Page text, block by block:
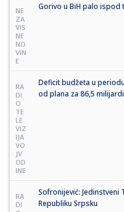
NE
ZA
VIS
NE
NO
VIN
E
Gorivo u BiH palo ispod
RA
DI
O
TE
LE
VIZ
IJA
VO
JV
OD
INE
Deficit budžeta u
od plana za 86,5
RA
DI
Sofronijević: Jedinstveni
Republiku Srpsku